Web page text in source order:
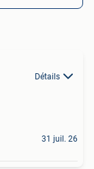
Détails
31 juil. 26